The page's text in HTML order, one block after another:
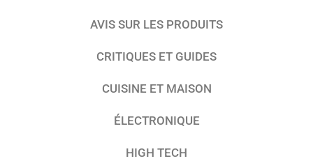
AVIS SUR LES PRODUITS
CRITIQUES ET GUIDES
CUISINE ET MAISON
ÉLECTRONIQUE
HIGH TECH